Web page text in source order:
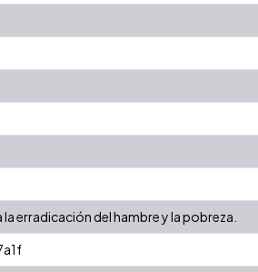
erradicación del hambre y la pobreza.